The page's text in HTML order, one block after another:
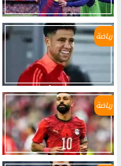
رياضة
رياضة